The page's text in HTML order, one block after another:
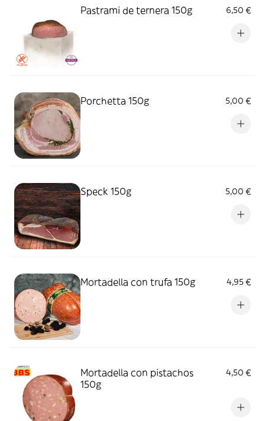
Pastrami de ternera 150g 6,50 €
Porchetta 150g 5,00 €
Speck 150g 5,00 €
Mortadella con trufa 150g 4,95 €
Mortadella con pistachos
150g
4,50 €